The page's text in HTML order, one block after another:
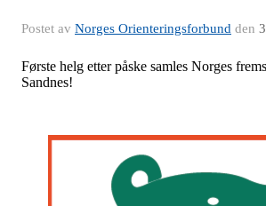
Postet av Norges Orienteringsforbund den
Første helg etter påske samles Norges
Sandnes!